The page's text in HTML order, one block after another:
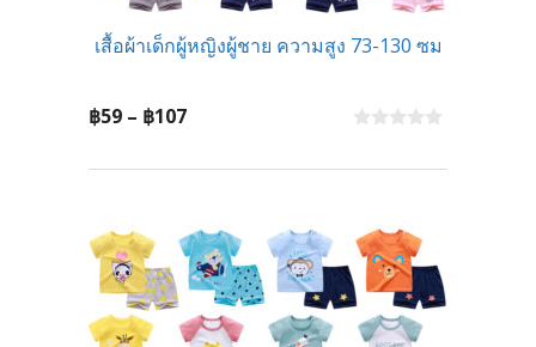
เสื้อผ้าเด็กผู้หญิงผู้ชาย ความสูง 73-130 ซม
u
5
฿59 – ฿107Price
฿59
฿107